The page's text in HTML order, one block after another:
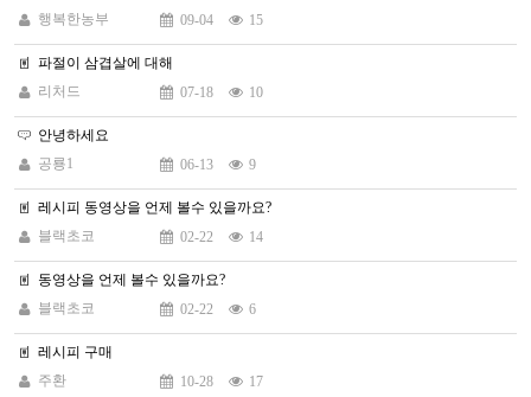
행복한농부
09-04 15
파절이 삼겹살에 대해
리처드
07-18 10
안녕하세요
공룡1
06-13 9
레시피 동영상을 언제 볼수 있을까요?
블랙초코
02-22 14
동영상을 언제 볼수 있을까요?
블랙초코
02-22 6
레시피 구매
주환
10-28 17